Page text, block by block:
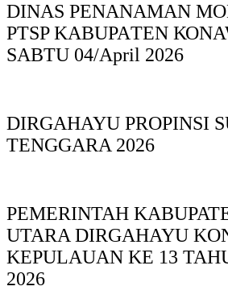
DINAS PΕΝΑΝΑΜAN
PTSP KABUPAΤΕΝ
SABTU 04/April 2026
DIRGAHAYU PROPINSI
TENGGARA 2026
PEMERINTAH
UTARA DIRGAHAYU
KEPULAUAN KE 13
2026